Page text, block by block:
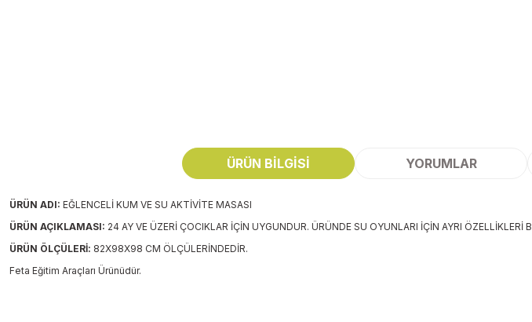
ÜRÜN BILGISI YORUMLAR
ÜRÜN ADI: EĞLENCELİ KUM VE SU AKTİVİTE MASASI
ÜRÜN AÇIKLAMASI: 24 AY VE ÜZERİ ÇOCIKLAR İÇİN UYGUNDUR. ÜRÜNDE SU OYUNLARI İÇİN AYRI ÖZELLİKLERİ
ÜRÜN ÖLÇÜLERİ: 82X98X98 CM ÖLÇÜLERİNDEDİR.
Feta Eğitim Araçları Ürünüdür.